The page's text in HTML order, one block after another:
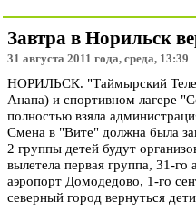
Завтра в Норильск
31 августа 2011 года, среда, 13:39
НОРИЛЬСК. "Таймырский
Анапа) и спортивном лагере
полностью взяла
Смена в "Вите" должна была
2 группы детей будут
вылетела первая группа, 31-
аэропорт Домодедово, 1-го
северный город вернуться